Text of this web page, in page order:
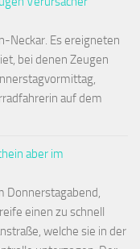
Neckar. Es ereigneten
bei denen Zeugen
auf dem
aber im
Donnerstagabend,
einen zu schnell
welche sie in der